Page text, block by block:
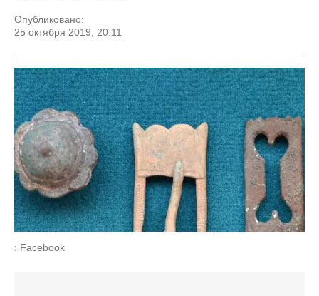
Опубликовано:
25 октября 2019, 20:11
: Facebook